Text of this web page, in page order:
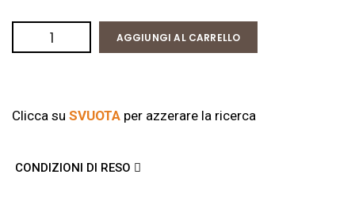
AGGIUNGI AL CARRELLO
Clicca su SVUOTA per azzerare la ricerca
CONDIZIONI DI RESO